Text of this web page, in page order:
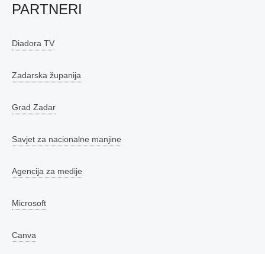
PARTNERI
Diadora TV
Zadarska županija
Grad Zadar
Savjet za nacionalne manjine
Agencija za medije
Microsoft
Canva